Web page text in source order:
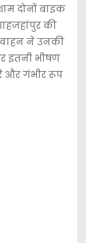
दोनों बाइक
की
वाहन ने उनकी
इतनी भीषण
और गंभीर रूप